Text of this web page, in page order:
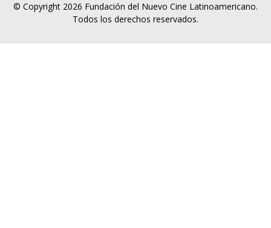
© Copyright 2026 Fundación del Nuevo Cine Latinoamericano.
Todos los derechos reservados.